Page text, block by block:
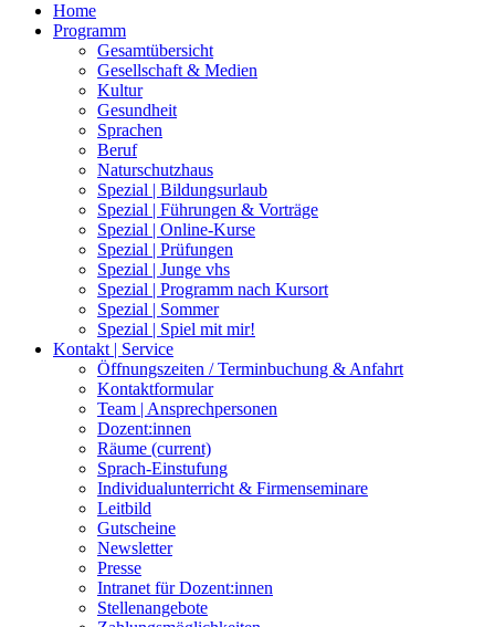
Home
Programm
Gesamtübersicht
Gesellschaft & Medien
Kultur
Gesundheit
Sprachen
Beruf
Naturschutzhaus
Spezial | Bildungsurlaub
Spezial | Führungen & Vorträge
Spezial | Online-Kurse
Spezial | Prüfungen
Spezial | Junge vhs
Spezial | Programm nach Kursort
Spezial | Sommer
Spezial | Spiel mit mir!
Kontakt | Service
Öffnungszeiten / Terminbuchung & Anfahrt
Kontaktformular
Team | Ansprechpersonen
Dozent:innen
Räume (current)
Sprach-Einstufung
Individualunterricht & Firmenseminare
Leitbild
Gutscheine
Newsletter
Presse
Intranet für Dozent:innen
Stellenangebote